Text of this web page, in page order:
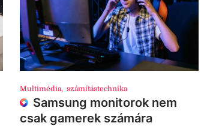
Multimédia, számítástechnika
Samsung monitorok nem
csak gamerek számára